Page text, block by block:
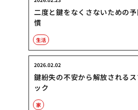
二度と鍵をなくさないための
慣
生活
鍵紛失の不安から解放される
ック
2026.02.02
家